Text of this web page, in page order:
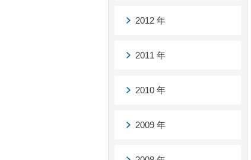
2012 年
2011 年
2010 年
2009 年